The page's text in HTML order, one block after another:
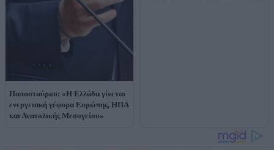
Παπασταύρου: «Η Ελλάδα γίνεται
ενεργειακή γέφυρα Ευρώπης, ΗΠΑ
και Ανατολικής Μεσογείου»